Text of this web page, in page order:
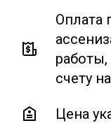
Оплата
работы,
счету
Цена